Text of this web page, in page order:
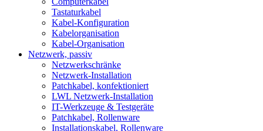
Tastaturkabel
Kabel-Konfiguration
Kabelorganisation
Kabel-Organisation
Netzwerk, passiv
Netzwerkschränke
Netzwerk-Installation
Patchkabel, konfektioniert
LWL Netzwerk-Installation
IT-Werkzeuge & Testgeräte
Patchkabel, Rollenware
Installationskabel, Rollenware